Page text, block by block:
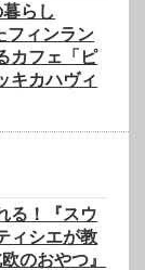
らし
フィンラン
カフェ「ピ
キカハヴィ
る！『スウ
ィシエが教
のおやつ』